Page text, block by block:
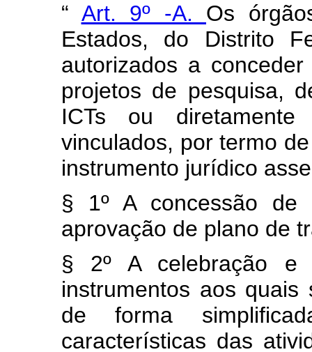
“ Art. 9º -A. Os
Estados, do Distrito
autorizados a
projetos de pesquisa,
ICTs ou
vinculados, por termo
instrumento jurídico
§ 1º A concessão de
aprovação de plano de
§ 2º A celebração e
instrumentos aos
de forma
características das